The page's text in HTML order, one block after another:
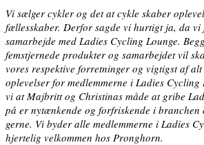
Vi sælger cykler og det at cykle skaber
fællesskaber. Derfor sagde vi hurtigt ja, da vi
samarbejde med Ladies Cycling Lounge.
femstjernede produkter og samarbejdet vil
vores respektive forretninger og vigtigst af alt
oplevelser for medlemmerne i Ladies Cycling
vi at Majbritt og Christinas måde at gribe
på er nytænkende og forfriskende i branchen
gerne. Vi byder alle medlemmerne i Ladies
hjertelig velkommen hos Pronghorn.